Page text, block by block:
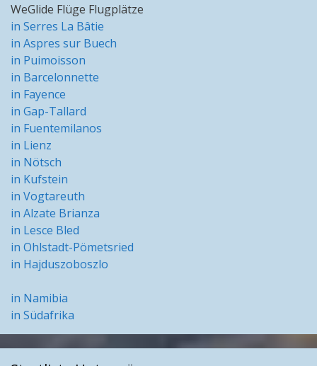
WeGlide Flüge Flugplätze
in Serres La Bâtie
in Aspres sur Buech
in Puimoisson
in Barcelonnette
in Fayence
in Gap-Tallard
in Fuentemilanos
in Lienz
in Nötsch
in Kufstein
in Vogtareuth
in Alzate Brianza
in Lesce Bled
in Ohlstadt-Pömetsried
in Hajduszoboszlo
in Namibia
in Südafrika